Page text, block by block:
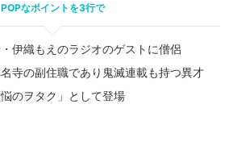
POPなポイントを3行で
伊織もえのラジオのゲストに僧侶
寺の副住職であり鬼滅連載も持つ異才
のヲタク」として登場